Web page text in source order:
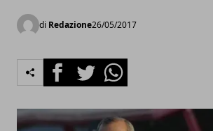
di Redazione26/05/2017
FacebookTwitterWhatsapp